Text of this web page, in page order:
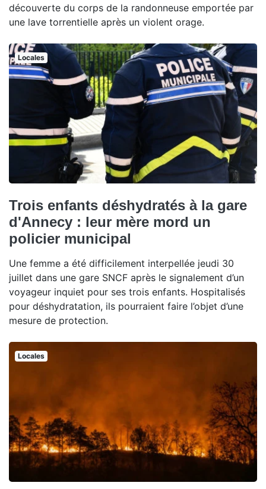
découverte du corps de la randonneuse emportée par
une lave torrentielle après un violent orage.
Locales
Trois enfants déshydratés à la gare
d'Annecy : leur mère mord un
policier municipal
Une femme a été difficilement interpellée jeudi 30
juillet dans une gare SNCF après le signalement d’un
voyageur inquiet pour ses trois enfants. Hospitalisés
pour déshydratation, ils pourraient faire l’objet d’une
mesure de protection.
Locales